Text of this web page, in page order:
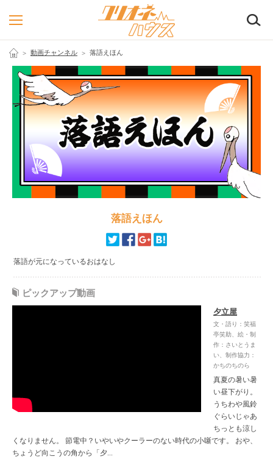
動画チャンネル 落語えほん
落語えほん
落語が元になっているおはなし
ピックアップ動画
夕立屋
文・語り：笑福
亭笑助、絵・制
作：さいとうま
い、制作協力：
かちのちのら
真夏の暑い暑
い昼下がり。
うちわや風鈴
ぐらいじゃあ
ちっとも涼し
くなりません。 節電中？いやいやクーラーのない時代の小噺です。 おや、
ちょうど向こうの角から「夕...